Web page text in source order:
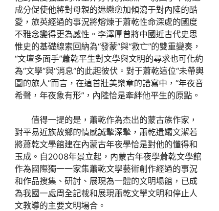
成分促使他將對母親的迷戀愈加傾瀉于對內陸的酷
愛，旅英經過的事況將熔煉于蕭乾性命深處的國度
不雅念變得更為感性。李澤厚曾將中國近古代史思
惟史的基礎線索回納為“發蒙”與“救亡”的雙重變奏，
“文壇多面手”蕭乾平生對文學與文明的尋求也可化約
為“文學”與“消息”的此起彼伏。對于蕭乾這位“未帶輿
圖的旅人”而言，在這首壯美樂章的譜寫中，“年夜音
希聲，年夜象有形”，內陸恰是牽絆他平生的原點。
值得一提的是，蕭乾作為杰出的蒙古族作家，
對平易近族故鄉的情感誠摯深摯，蕭乾遺孀文潔若
將蕭乾文學館建在內蒙古年夜學恰是對他的懂得和
玉成。自2008年景立起，內蒙古年夜學蕭乾文學館
作為國際獨一一家集蕭乾文學藝術創作經過的事況
和作品搜集、研討、展現為一體的文明場館，已成
為我國一處周全記載和展現蕭乾文學文明和停止人
文教導的主要文明場合。